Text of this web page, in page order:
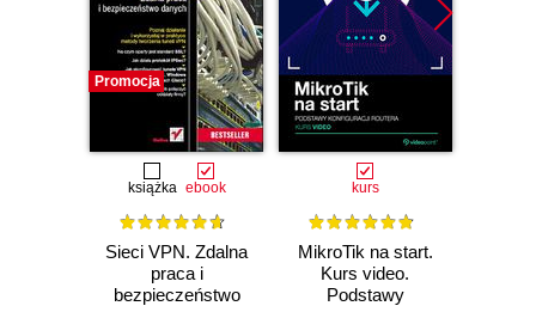
Promocja
książka ebook
Sieci VPN. Zdalna
praca i
bezpieczeństwo
kurs
MikroTik na start.
Kurs video.
Podstawy